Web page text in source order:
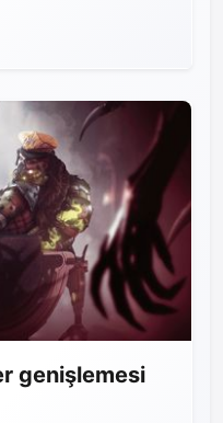
genişlemesi